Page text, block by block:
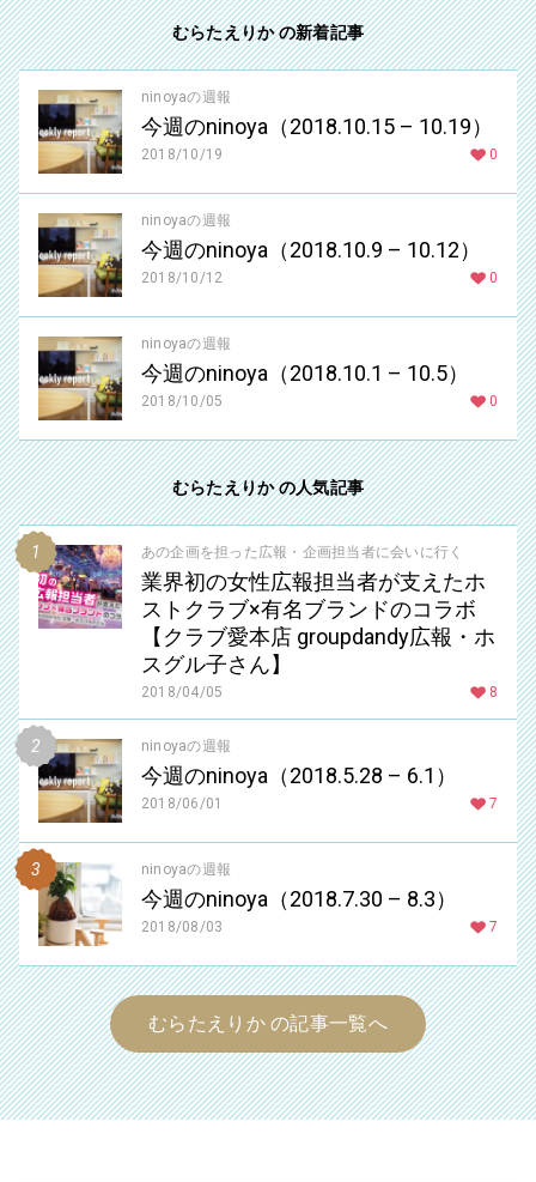
むらたえりか の新着記事
ninoyaの週報
今週のninoya（2018.10.15 – 10.19）
2018/10/19 0
ninoyaの週報
今週のninoya（2018.10.9 – 10.12）
2018/10/12 0
ninoyaの週報
今週のninoya（2018.10.1 – 10.5）
2018/10/05 0
むらたえりか の人気記事
あの企画を担った広報・企画担当者に会いに行く
業界初の女性広報担当者が支えたホ
ストクラブ×有名ブランドのコラボ
【クラブ愛本店 groupdandy広報・ホ
スグル子さん】
2018/04/05 8
ninoyaの週報
今週のninoya（2018.5.28 – 6.1）
2018/06/01 7
ninoyaの週報
今週のninoya（2018.7.30 – 8.3）
2018/08/03 7
むらたえりか の記事一覧へ